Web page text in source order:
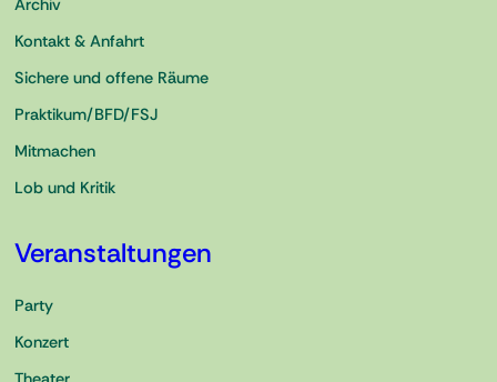
Archiv
Kontakt & Anfahrt
Sichere und offene Räume
Praktikum/BFD/FSJ
Mitmachen
Lob und Kritik
Veranstaltungen
Party
Konzert